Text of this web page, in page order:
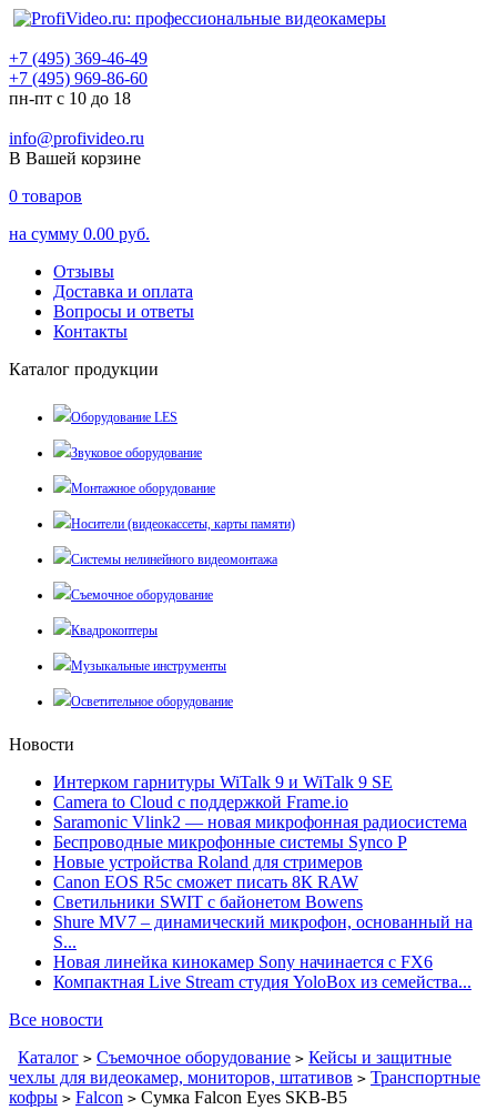
+7 (495) 369-46-49
+7 (495) 969-86-60
пн-пт с 10 до 18
info@profivideo.ru
В Вашей корзине
0 товаров
на сумму 0.00 руб.
Отзывы
Доставка и оплата
Вопросы и ответы
Контакты
Каталог продукции
Оборудование LES
Звуковое оборудование
Монтажное оборудование
Носители (видеокассеты, карты памяти)
Системы нелинейного видеомонтажа
Съемочное оборудование
Квадрокоптеры
Музыкальные инструменты
Осветительное оборудование
Новости
Интерком гарнитуры WiTalk 9 и WiTalk 9 SE
Camera to Cloud с поддержкой Frame.io
Saramonic Vlink2 — новая микрофонная радиосистема
Беспроводные микрофонные системы Synco P
Новые устройства Roland для стримеров
Canon EOS R5c сможет писать 8К RAW
Светильники SWIT с байонетом Bowens
Shure MV7 – динамический микрофон, основанный на
S...
Новая линейка кинокамер Sony начинается с FX6
Компактная Live Stream студия YoloBox из семейства...
Все новости
Каталог > Съемочное оборудование > Кейсы и защитные
чехлы для видеокамер, мониторов, штативов > Транспортные
кофры > Falcon > Сумка Falcon Eyes SKB-B5